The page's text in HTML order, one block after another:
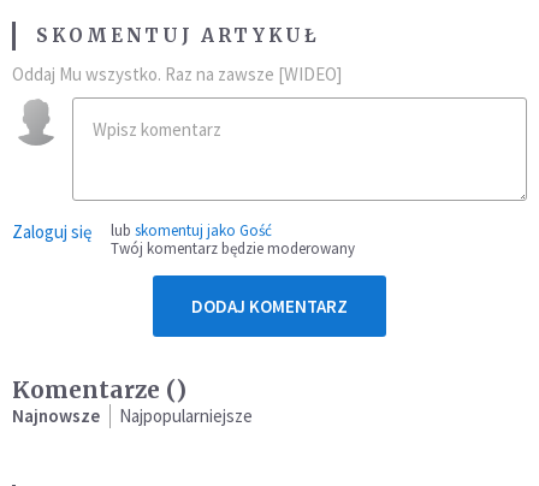
SKOMENTUJ ARTYKUŁ
Oddaj Mu wszystko. Raz na zawsze [WIDEO]
Zaloguj się lub skomentuj jako Gość
Twój komentarz będzie moderowany
DODAJ KOMENTARZ
Komentarze ()
Najnowsze Najpopularniejsze